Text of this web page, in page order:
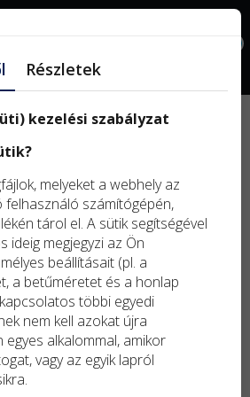
Részletek
kezelési szabályzat
melyeket a webhely az
számítógépén,
tárol el. A sütik segítségével
ideig megjegyzi az Ön
beállításait (pl. a
a betűméretet és a honlap
többi egyedi
nem kell azokat újra
egyes alkalommal, amikor
vagy az egyik lapról